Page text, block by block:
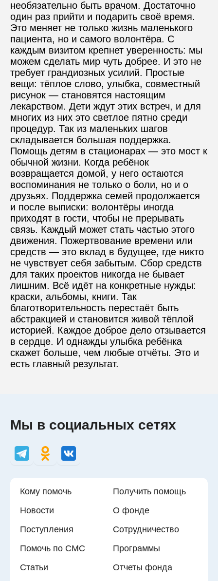
необязательно быть врачом. Достаточно
один раз прийти и подарить своё время.
Это меняет не только жизнь маленького
пациента, но и самого волонтёра. С
каждым визитом крепнет уверенность: мы
можем сделать мир чуть добрее. И это не
требует грандиозных усилий. Простые
вещи: тёплое слово, улыбка, совместный
рисунок — становятся настоящим
лекарством. Дети ждут этих встреч, и для
многих из них это светлое пятно среди
процедур. Так из маленьких шагов
складывается большая поддержка.
Помощь детям в стационарах — это мост к
обычной жизни. Когда ребёнок
возвращается домой, у него остаются
воспоминания не только о боли, но и о
друзьях. Поддержка семей продолжается
и после выписки: волонтёры иногда
приходят в гости, чтобы не прерывать
связь. Каждый может стать частью этого
движения. Пожертвование времени или
средств — это вклад в будущее, где никто
не чувствует себя забытым. Сбор средств
для таких проектов никогда не бывает
лишним. Всё идёт на конкретные нужды:
краски, альбомы, книги. Так
благотворительность перестаёт быть
абстракцией и становится живой тёплой
историей. Каждое доброе дело отзывается
в сердце. И однажды улыбка ребёнка
скажет больше, чем любые отчёты. Это и
есть главный результат.
Мы в социальных сетях
Кому помочь
Получить помощь
Новости
О фонде
Поступления
Сотрудничество
Помочь по СМС
Программы
Статьи
Отчеты фонда